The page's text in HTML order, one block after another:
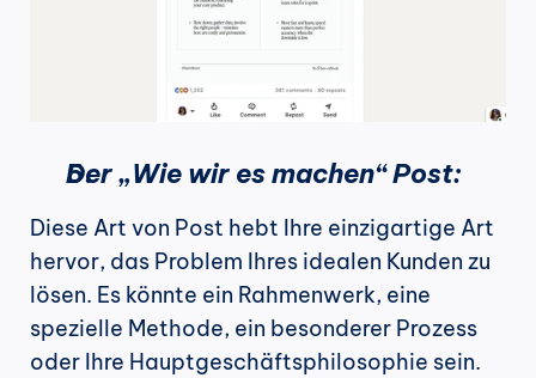
Der „Wie wir es machen“ Post:
Diese Art von Post hebt Ihre einzigartige Art
hervor, das Problem Ihres idealen Kunden zu
lösen. Es könnte ein Rahmenwerk, eine
spezielle Methode, ein besonderer Prozess
oder Ihre Hauptgeschäftsphilosophie sein.